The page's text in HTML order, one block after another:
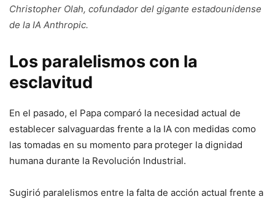
Christopher Olah, cofundador del gigante estadounidense
de la IA Anthropic.
Los paralelismos con la
esclavitud
En el pasado, el Papa comparó la necesidad actual de
establecer salvaguardas frente a la IA con medidas como
las tomadas en su momento para proteger la dignidad
humana durante la Revolución Industrial.
Sugirió paralelismos entre la falta de acción actual frente a